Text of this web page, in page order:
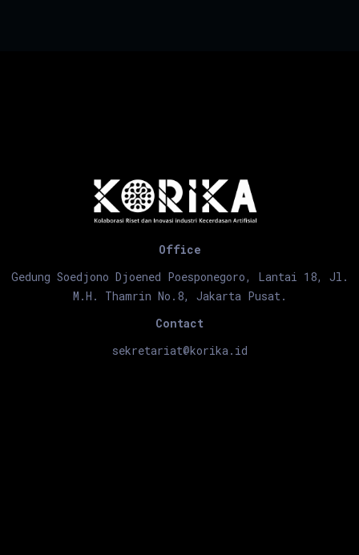
Office
Gedung Soedjono Djoened Poesponegoro, Lantai 18, Jl.
M.H. Thamrin No.8, Jakarta Pusat.
Contact
sekretariat@korika.id